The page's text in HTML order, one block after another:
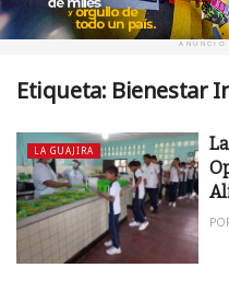
Etiqueta: Bienestar
LA GUAJIRA